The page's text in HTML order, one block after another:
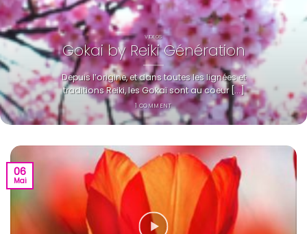
VIDEOS
Gokai by Reiki Génération
Depuis l’origine, et dans toutes les lignées et
traditions Reiki, les Gokaï sont au coeur [...]
1 COMMENT
06
Mai